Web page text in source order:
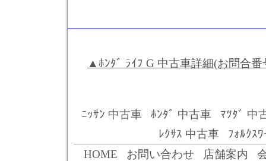
▲ﾎﾝﾀﾞ ﾗｲﾌ G 中古車詳細(お問合番
ﾆｯｻﾝ 中古車 ﾎﾝﾀﾞ 中古車
ﾏﾂﾀﾞ 中
ﾚｸｻｽ 中古車
ﾌｫﾙｸｽ
HOME
お問い合わせ 店舗案内